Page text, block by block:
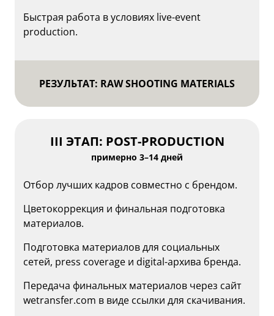
Быстрая работа в условиях live-event
production.
РЕЗУЛЬТАТ: RAW SHOOTING MATERIALS
III ЭТАП: POST-PRODUCTION
примерно 3–14 дней
Отбор лучших кадров совместно с брендом.
Цветокоррекция и финальная подготовка
материалов.
Подготовка материалов для социальных
сетей, press coverage и digital-архива бренда.
Передача финальных материалов через сайт
wetransfer.com в виде ссылки для скачивания.